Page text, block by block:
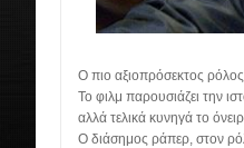
Ο πιο αξιοπρόσεκτος
Το φιλμ παρουσιάζει την
αλλά τελικά κυνηγά το
Ο διάσημος ράπερ, στον